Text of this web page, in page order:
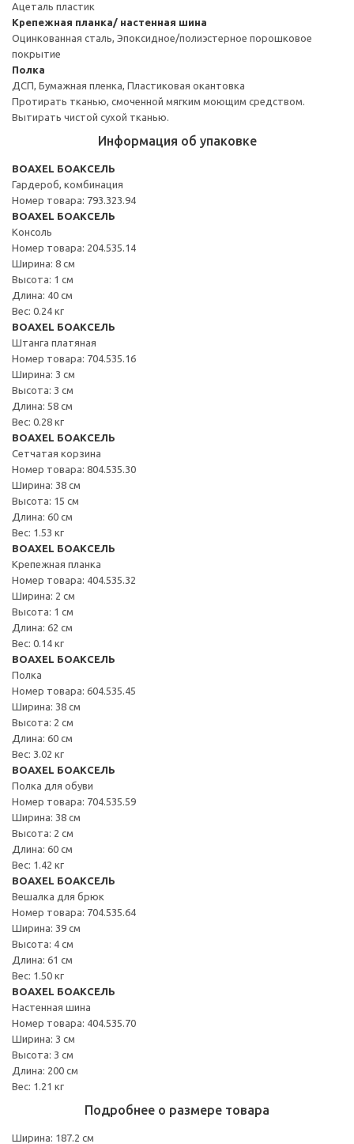
Ацеталь пластик
Крепежная планка/ настенная шина
Оцинкованная сталь, Эпоксидное/полиэстерное порошковое
покрытие
Полка
ДСП, Бумажная пленка, Пластиковая окантовка
Протирать тканью, смоченной мягким моющим средством.
Вытирать чистой сухой тканью.
Информация об упаковке
BOAXEL БОАКСЕЛЬ
Гардероб, комбинация
Номер товара: 793.323.94
BOAXEL БОАКСЕЛЬ
Консоль
Номер товара: 204.535.14
Ширина: 8 см
Высота: 1 см
Длина: 40 см
Вес: 0.24 кг
BOAXEL БОАКСЕЛЬ
Штанга платяная
Номер товара: 704.535.16
Ширина: 3 см
Высота: 3 см
Длина: 58 см
Вес: 0.28 кг
BOAXEL БОАКСЕЛЬ
Сетчатая корзина
Номер товара: 804.535.30
Ширина: 38 см
Высота: 15 см
Длина: 60 см
Вес: 1.53 кг
BOAXEL БОАКСЕЛЬ
Крепежная планка
Номер товара: 404.535.32
Ширина: 2 см
Высота: 1 см
Длина: 62 см
Вес: 0.14 кг
BOAXEL БОАКСЕЛЬ
Полка
Номер товара: 604.535.45
Ширина: 38 см
Высота: 2 см
Длина: 60 см
Вес: 3.02 кг
BOAXEL БОАКСЕЛЬ
Полка для обуви
Номер товара: 704.535.59
Ширина: 38 см
Высота: 2 см
Длина: 60 см
Вес: 1.42 кг
BOAXEL БОАКСЕЛЬ
Вешалка для брюк
Номер товара: 704.535.64
Ширина: 39 см
Высота: 4 см
Длина: 61 см
Вес: 1.50 кг
BOAXEL БОАКСЕЛЬ
Настенная шина
Номер товара: 404.535.70
Ширина: 3 см
Высота: 3 см
Длина: 200 см
Вес: 1.21 кг
Подробнее о размере товара
Ширина: 187.2 см